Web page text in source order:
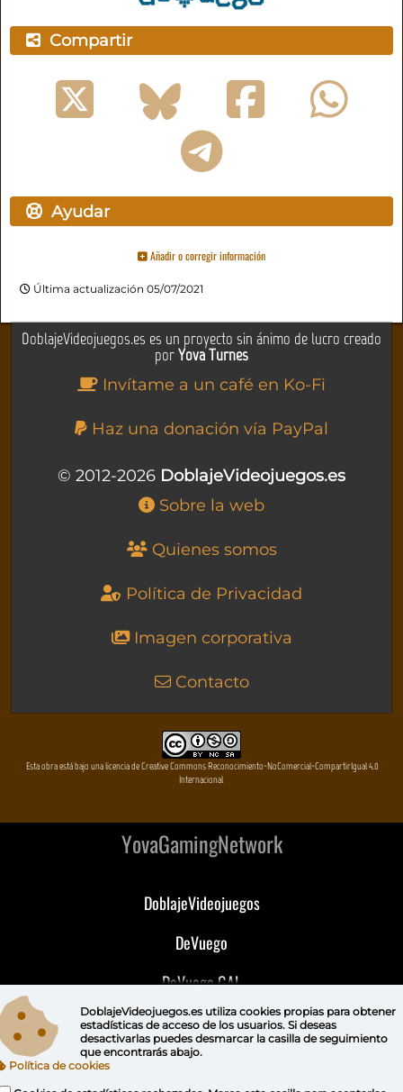
Compartir
Ayudar
Añadir o corregir información
Última actualización 05/07/2021
DoblajeVideojuegos.es es un proyecto sin ánimo de lucro creado
porYova Turnes
Invítame a un café en Ko-Fi
Haz una donación vía PayPal
© 2012-2026 DoblajeVideojuegos.es
Sobre la web
Quienes somos
Política de Privacidad
Imagen corporativa
Contacto
Esta obra está bajo una licencia de Creative Commons Reconocimiento-NoComercial-CompartirIgual 4.0
Internacional
YovaGamingNetwork
DoblajeVideojuegos
DeVuego
DeVuego GAL
DeVuego LATAM
DeVuego Portugal
DoblajeVideojuegos.es utiliza cookies propiaspara obtener
estadísticas de acceso de los usuarios. Si deseas
desactivarlas puedes desmarcar la casilla de seguimiento
que encontrarás abajo.
Política de cookies